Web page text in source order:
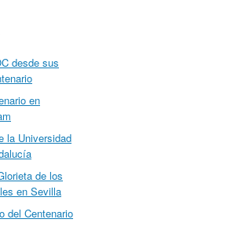
desde sus
en
la Universidad
de los
en Sevilla
del Centenario